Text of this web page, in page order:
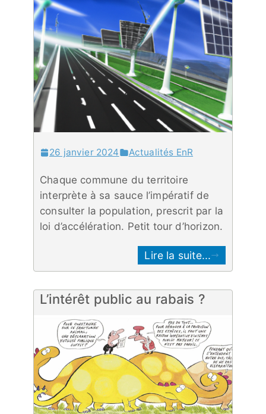
26 janvier 2024 Actualités EnR
Chaque commune du territoire
interprète à sa sauce l’impératif de
consulter la population, prescrit par la
loi d’accélération. Petit tour d’horizon.
Lire la suite...
L’intérêt public au rabais ?